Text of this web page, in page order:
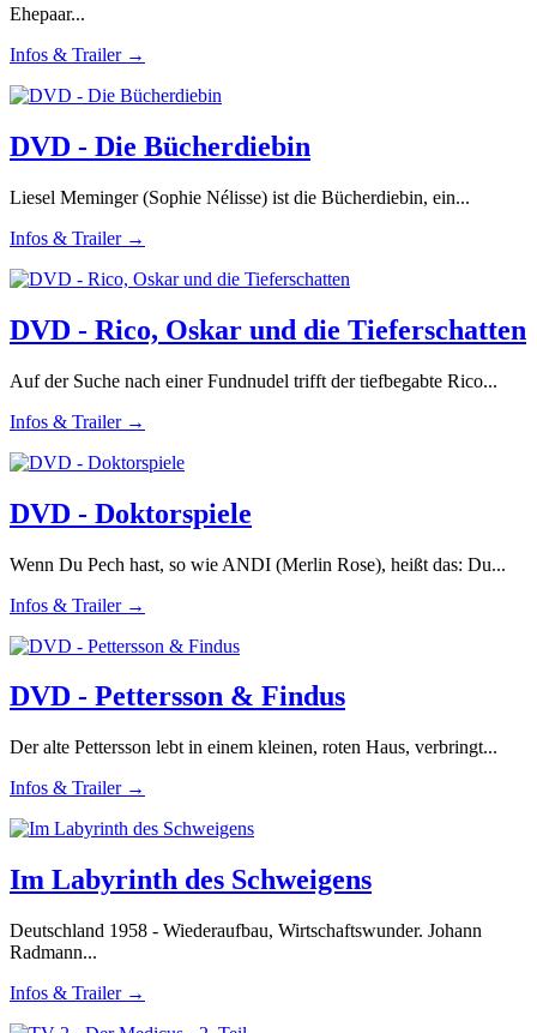
Ehepaar...
Infos & Trailer →
DVD - Die Bücherdiebin
Liesel Meminger (Sophie Nélisse) ist die Bücherdiebin, ein...
Infos & Trailer →
DVD - Rico, Oskar und die Tieferschatten
Auf der Suche nach einer Fundnudel trifft der tiefbegabte Rico...
Infos & Trailer →
DVD - Doktorspiele
Wenn Du Pech hast, so wie ANDI (Merlin Rose), heißt das: Du...
Infos & Trailer →
DVD - Pettersson & Findus
Der alte Pettersson lebt in einem kleinen, roten Haus, verbringt...
Infos & Trailer →
Im Labyrinth des Schweigens
Deutschland 1958 - Wiederaufbau, Wirtschaftswunder. Johann
Radmann...
Infos & Trailer →